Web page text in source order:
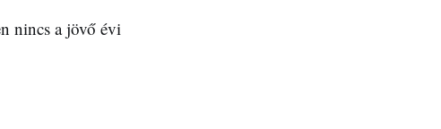
nincs a jövő évi